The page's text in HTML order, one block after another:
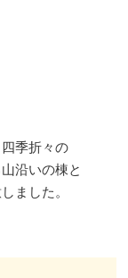
季折々の
沿いの棟と
ました。